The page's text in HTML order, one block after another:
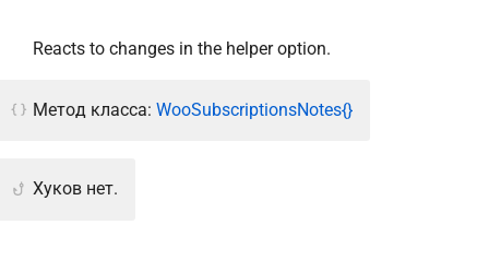
Reacts to changes in the helper option.
Метод класса: WooSubscriptionsNotes{}
Хуков нет.